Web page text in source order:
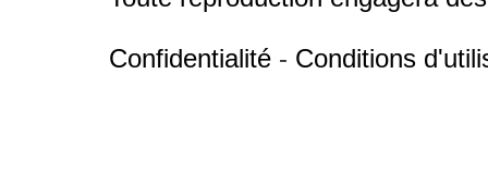
Confidentialité - Conditions